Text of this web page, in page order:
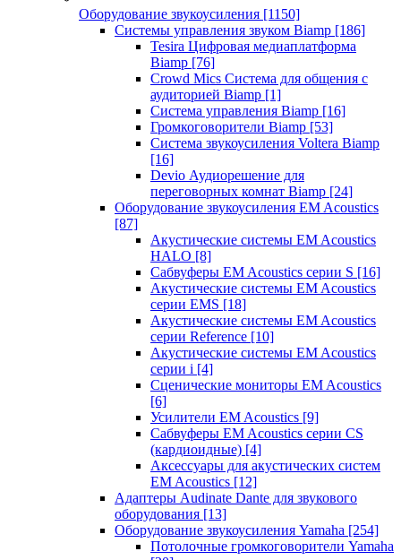
Оборудование звукоусиления [1150]
Системы управления звуком Biamp [186]
Tesira Цифровая медиаплатформа
Biamp [76]
Crowd Mics Система для общения с
аудиторией Biamp [1]
Система управления Biamp [16]
Громкоговорители Biamp [53]
Система звукоусиления Voltera Biamp
[16]
Devio Аудиорешение для
переговорных комнат Biamp [24]
Оборудование звукоусиления EM Acoustics
[87]
Акустические системы EM Acoustics
HALO [8]
Сабвуферы EM Acoustics серии S [16]
Акустические системы EM Acoustics
серии EMS [18]
Акустические системы EM Acoustics
серии Reference [10]
Акустические системы EM Acoustics
серии i [4]
Сценические мониторы EM Acoustics
[6]
Усилители EM Acoustics [9]
Сабвуферы EM Acoustics серии CS
(кардиоидные) [4]
Аксессуары для акустических систем
EM Acoustics [12]
Адаптеры Audinate Dante для звукового
оборудования [13]
Оборудование звукоусиления Yamaha [254]
Потолочные громкоговорители Yamaha